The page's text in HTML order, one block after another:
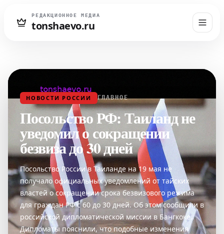
РЕДАКЦИОННОЕ МЕДИА
tonshaevo.ru
НОВОСТИ РОССИИ ГЛАВНОЕ
Посольство РФ: Таиланд не
уведомил о сокращении
безвиза до 30 дней
Посольство России в Таиланде на 19 мая не
получало официальных уведомлений от тайских
властей о сокращении срока безвизового режима
для граждан РФ с 60 до 30 дней. Об этом сообщили в
российской дипломатической миссии в Бангкоке.
Дипломаты пояснили, что подобные изменения